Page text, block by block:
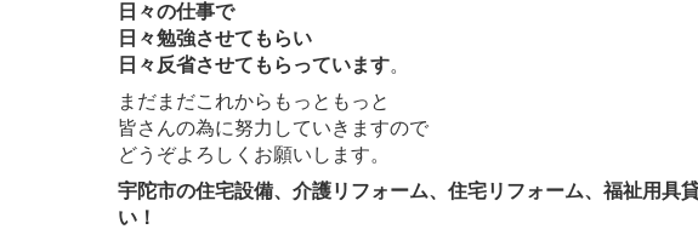
日々の仕事で
日々勉強させてもらい
日々反省させてもらっています。
まだまだこれからもっともっと
皆さんの為に努力していきますので
どうぞよろしくお願いします。
宇陀市の住宅設備、介護リフォーム、住宅リフォーム、福祉用具
い！